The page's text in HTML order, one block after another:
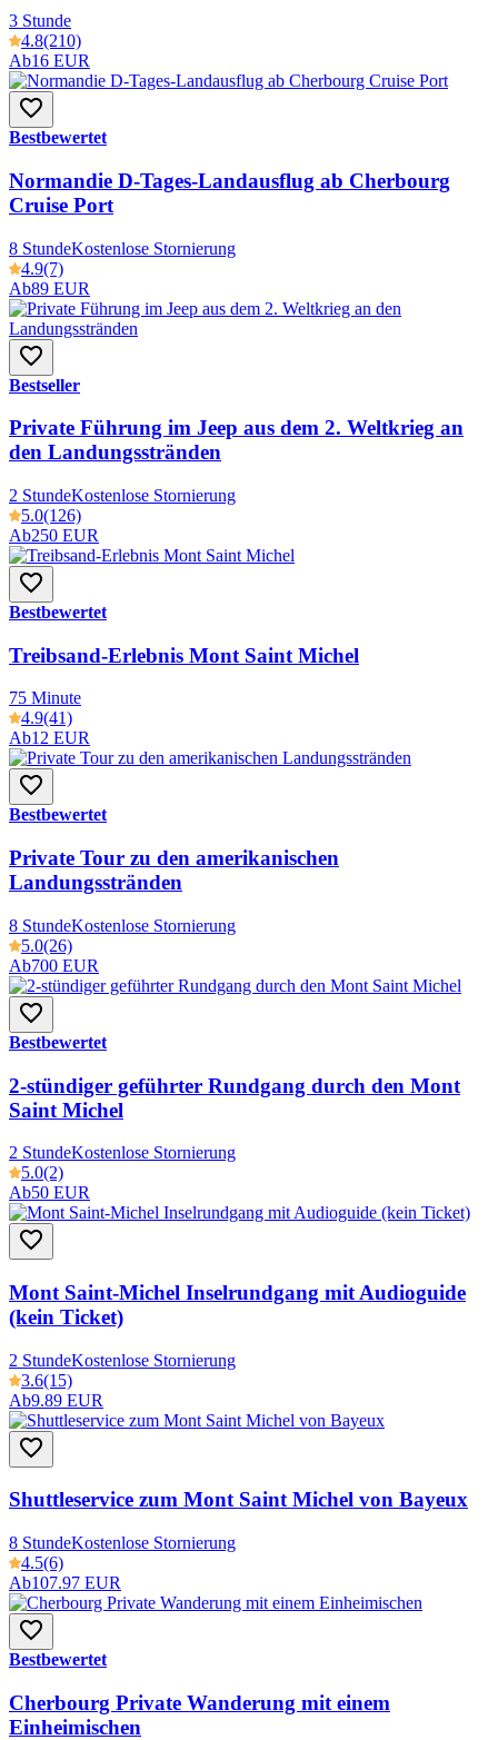
3 Stunde
4.8(210)
Ab16 EUR
Bestbewertet
Normandie D-Tages-Landausflug ab Cherbourg
Cruise Port
8 StundeKostenlose Stornierung
4.9(7)
Ab89 EUR
Bestseller
Private Führung im Jeep aus dem 2. Weltkrieg an
den Landungsstränden
2 StundeKostenlose Stornierung
5.0(126)
Ab250 EUR
Bestbewertet
Treibsand-Erlebnis Mont Saint Michel
75 Minute
4.9(41)
Ab12 EUR
Bestbewertet
Private Tour zu den amerikanischen
Landungsstränden
8 StundeKostenlose Stornierung
5.0(26)
Ab700 EUR
Bestbewertet
2-stündiger geführter Rundgang durch den Mont
Saint Michel
2 StundeKostenlose Stornierung
5.0(2)
Ab50 EUR
Mont Saint-Michel Inselrundgang mit Audioguide
(kein Ticket)
2 StundeKostenlose Stornierung
3.6(15)
Ab9.89 EUR
Shuttleservice zum Mont Saint Michel von Bayeux
8 StundeKostenlose Stornierung
4.5(6)
Ab107.97 EUR
Bestbewertet
Cherbourg Private Wanderung mit einem
Einheimischen